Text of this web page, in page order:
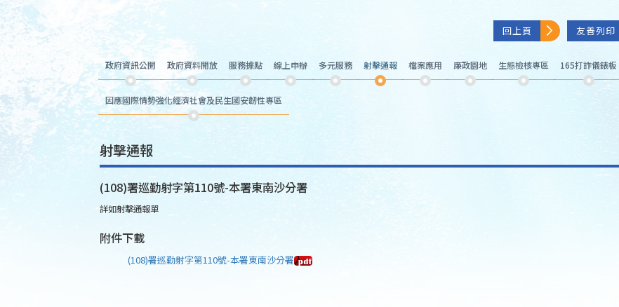
回上頁 友善列印
政府資訊公開 政府資料開放 服務據點 線上申辦 多元服務 射擊通報 檔案應用 廉政園地 生態檢核專區 165打詐儀錶板
因應國際情勢強化經濟社會及民生國安韌性專區
射擊通報
(108)署巡勤射字第110號-本署東南沙分署
詳如射擊通報單
附件下載
(108)署巡勤射字第110號-本署東南沙分署